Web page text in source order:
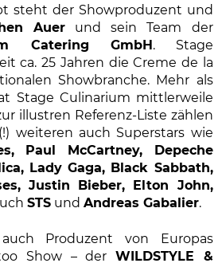
steht der Showproduzent und
Auerund sein Team der
Catering GmbH . Stage
ca. 25 Jahren die Creme de la
Showbranche. Mehr als
Stage Culinarium mittlerweile
illustren Referenz-Liste zählen
weiteren auch Superstars wie
Paul McCartney, Depeche
Lady Gaga, Black Sabbath,
Justin Bieber, Elton John,
STS undAndreas Gabalier.
Produzent von Europas
Show – der WILDSTYLE &